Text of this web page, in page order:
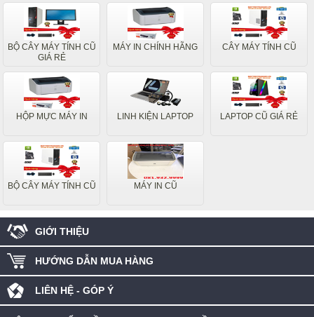
BỘ CÂY MÁY TÍNH CŨ
GIÁ RẺ
MÁY IN CHÍNH HÃNG CÂY MÁY TÍNH CŨ
HỘP MỰC MÁY IN LINH KIỆN LAPTOP LAPTOP CŨ GIÁ RẺ
BỘ CÂY MÁY TÍNH CŨ MÁY IN CŨ
GIỚI THIỆU
HƯỚNG DẪN MUA HÀNG
LIÊN HỆ - GÓP Ý